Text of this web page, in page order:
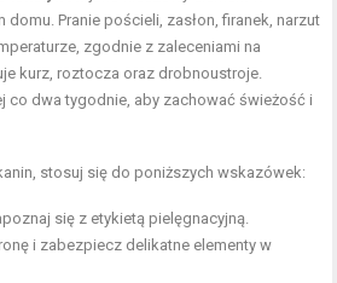
Pranie pościeli, zasłon, firanek, narzut
zgodnie z zaleceniami na
kurz, roztocza oraz drobnoustroje.
co dwa tygodnie, aby zachować świeżość i
stosuj się do poniższych wskazówek:
się z etykietą pielęgnacyjną.
i zabezpiecz delikatne elementy w